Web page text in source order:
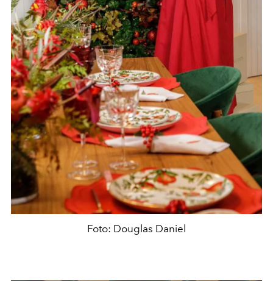
Foto: Douglas Daniel